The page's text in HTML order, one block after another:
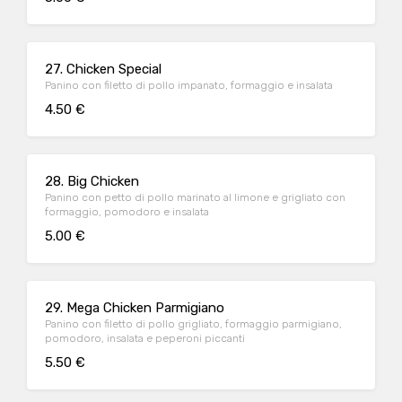
27. Chicken Special
Panino con filetto di pollo impanato, formaggio e insalata
4.50 €
28. Big Chicken
Panino con petto di pollo marinato al limone e grigliato con
formaggio, pomodoro e insalata
5.00 €
29. Mega Chicken Parmigiano
Panino con filetto di pollo grigliato, formaggio parmigiano,
pomodoro, insalata e peperoni piccanti
5.50 €